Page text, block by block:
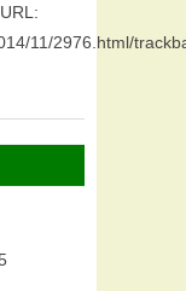
11/2976.html/